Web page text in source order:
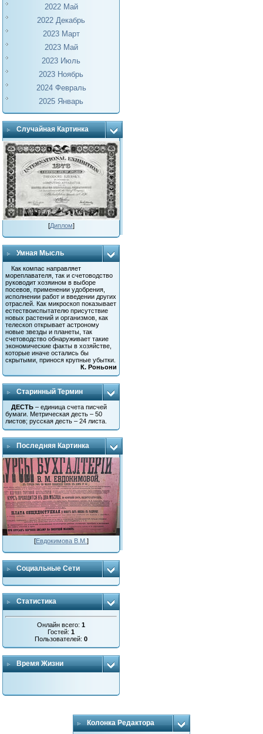
2022 Май
2022 Декабрь
2023 Март
2023 Май
2023 Июль
2023 Ноябрь
2024 Февраль
2025 Январь
Случайная Картинка
[Диплом]
Умная Мысль
Как компас направляет
мореплавателя, так и счетоводство
руководит хозяином в выборе
посевов, применении удобрения,
исполнении работ и введении других
отраслей. Как микроскоп показывает
естествоиспытателю присутствие
новых растений и организмов, как
телескоп открывает астроному
новые звезды и планеты, так
счетоводство обнаруживает такие
экономические факты в хозяйстве,
которые иначе остались бы
скрытыми, принося крупные убытки.
К. Роньони
Старинный Термин
ДЕСТЬ – единица счета писчей
бумаги. Метрическая десть – 50
листов; русская десть – 24 листа.
Последняя Картинка
[Евдокимова В.М. ]
Социальные Сети
Статистика
Онлайн всего:1
Гостей:1
Пользователей:0
Время Жизни
Колонка Редактора